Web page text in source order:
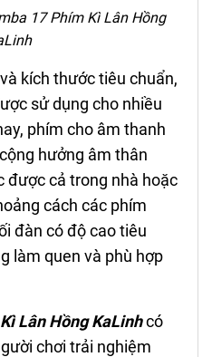
17 Phím Kì Lân Hồng
kích thước tiêu chuẩn,
sử dụng cho nhiều
phím cho âm thanh
hưởng âm thân
được cả trong nhà hoặc
cách các phím
đàn có độ cao tiêu
làm quen và phù hợp
Kì Lân HồngKaLinhcó
chơi trải nghiệm